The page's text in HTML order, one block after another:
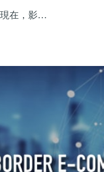
現在，影…